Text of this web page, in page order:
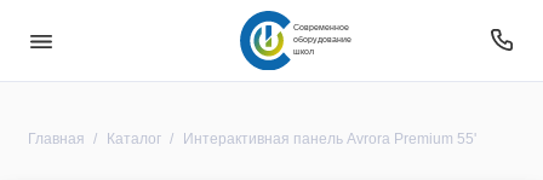
Современное
оборудование
школ
Главная Каталог Интерактивная панель Avrora Premium 55'